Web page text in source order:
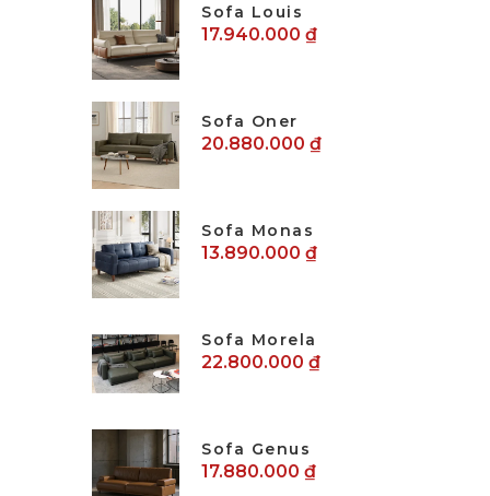
Sofa Louis
17.940.000 ₫
Sofa Oner
20.880.000 ₫
Sofa Monas
13.890.000 ₫
Sofa Morela
22.800.000 ₫
Sofa Genus
17.880.000 ₫